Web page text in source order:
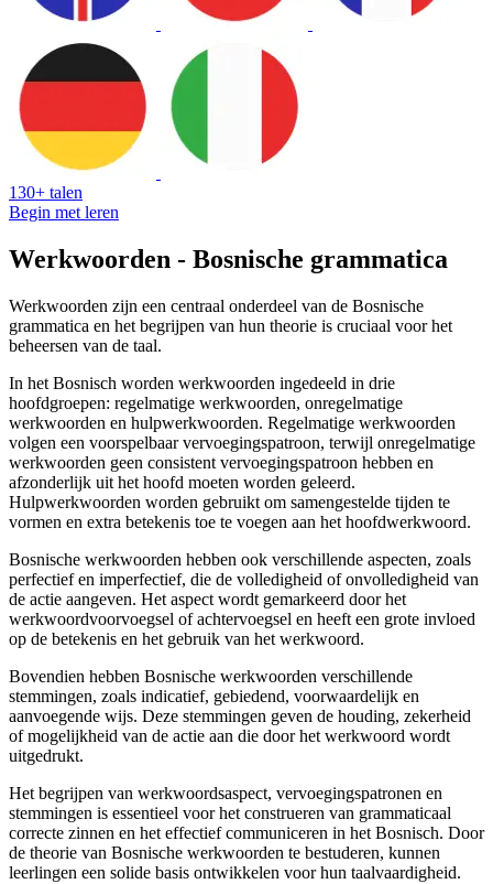
130+ talen
Begin met leren
Werkwoorden - Bosnische grammatica
Werkwoorden zijn een centraal onderdeel van de Bosnische
grammatica en het begrijpen van hun theorie is cruciaal voor het
beheersen van de taal.
In het Bosnisch worden werkwoorden ingedeeld in drie
hoofdgroepen: regelmatige werkwoorden, onregelmatige
werkwoorden en hulpwerkwoorden. Regelmatige werkwoorden
volgen een voorspelbaar vervoegingspatroon, terwijl onregelmatige
werkwoorden geen consistent vervoegingspatroon hebben en
afzonderlijk uit het hoofd moeten worden geleerd.
Hulpwerkwoorden worden gebruikt om samengestelde tijden te
vormen en extra betekenis toe te voegen aan het hoofdwerkwoord.
Bosnische werkwoorden hebben ook verschillende aspecten, zoals
perfectief en imperfectief, die de volledigheid of onvolledigheid van
de actie aangeven. Het aspect wordt gemarkeerd door het
werkwoordvoorvoegsel of achtervoegsel en heeft een grote invloed
op de betekenis en het gebruik van het werkwoord.
Bovendien hebben Bosnische werkwoorden verschillende
stemmingen, zoals indicatief, gebiedend, voorwaardelijk en
aanvoegende wijs. Deze stemmingen geven de houding, zekerheid
of mogelijkheid van de actie aan die door het werkwoord wordt
uitgedrukt.
Het begrijpen van werkwoordsaspect, vervoegingspatronen en
stemmingen is essentieel voor het construeren van grammaticaal
correcte zinnen en het effectief communiceren in het Bosnisch. Door
de theorie van Bosnische werkwoorden te bestuderen, kunnen
leerlingen een solide basis ontwikkelen voor hun taalvaardigheid.